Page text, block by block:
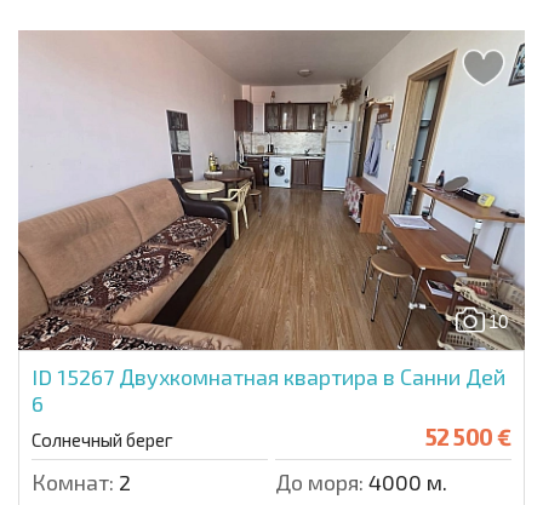
10
ID 15267 Двухкомнатная квартира в Санни Дей
6
Солнечный берег 52 500 €
Комнат: 2 До моря: 4000 м.